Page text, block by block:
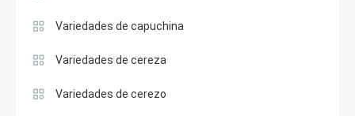
Variedades de capuchina
Variedades de cereza
Variedades de cerezo